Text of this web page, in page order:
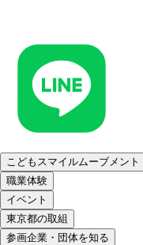
こどもスマイルムーブメント
職業体験
イベント
東京都の取組
参画企業・団体を知る